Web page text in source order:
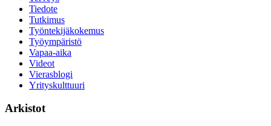
Tiedote
Tutkimus
Työntekijäkokemus
Työympäristö
Vapaa-aika
Videot
Vierasblogi
Yrityskulttuuri
Arkistot